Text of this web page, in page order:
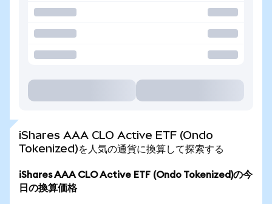
iShares AAA CLO Active ETF (Ondo
Tokenized)を人気の通貨に換算して探索する
iShares AAA CLO Active ETF (Ondo Tokenized)の今
日の換算価格